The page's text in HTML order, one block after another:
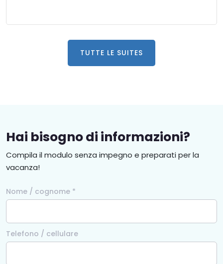
TUTTE LE SUITES
Hai bisogno di informazioni?
Compila il modulo senza impegno e preparati per la
vacanza!
Nome / cognome *
Telefono / cellulare